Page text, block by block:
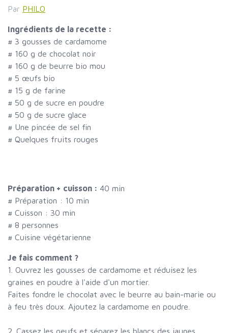
Par PHILO
Ingrédients de la recette :
# 3 gousses de cardamome
# 160 g de chocolat noir
# 160 g de beurre bio mou
# 5 œufs bio
# 15 g de farine
# 50 g de sucre en poudre
# 50 g de sucre glace
# Une pincée de sel fin
# Quelques fruits rouges
Préparation + cuisson : 40 min
# Préparation : 10 min
# Cuisson : 30 min
# 8 personnes
# Cuisine végétarienne
Je fais comment ?
1. Ouvrez les gousses de cardamome et réduisez les
graines en poudre à l'aide d'un mortier.
Faites fondre le chocolat avec le beurre au bain-marie ou
à feu très doux. Ajoutez la cardamome en poudre.
2. Cassez les oeufs et séparez les blancs des jaunes.